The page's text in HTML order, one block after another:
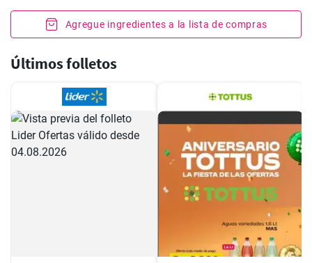
Agregue ingredientes a la lista de compras
Últimos folletos